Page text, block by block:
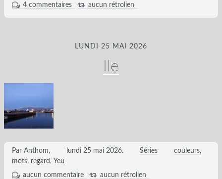
4 commentaires
aucun rétrolien
LUNDI 25 MAI 2026
Ile
Par Anthom, lundi 25 mai 2026. Séries
couleurs
mots regard
Yeu
aucun commentaire
aucun rétrolien